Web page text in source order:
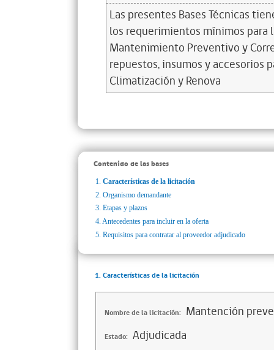
Las presentes Bases Técnicas
los requerimientos mínimos
Mantenimiento Preventivo y
repuestos, insumos y accesorios
Climatización y Renova
Contenido de las bases
1. Características de la licitación
2. Organismo demandante
3. Etapas y plazos
4. Antecedentes para incluir en la oferta
5. Requisitos para contratar al proveedor adjudicado
1. Características de la licitación
Nombre de la licitación: Mantención
Estado: Adjudicada